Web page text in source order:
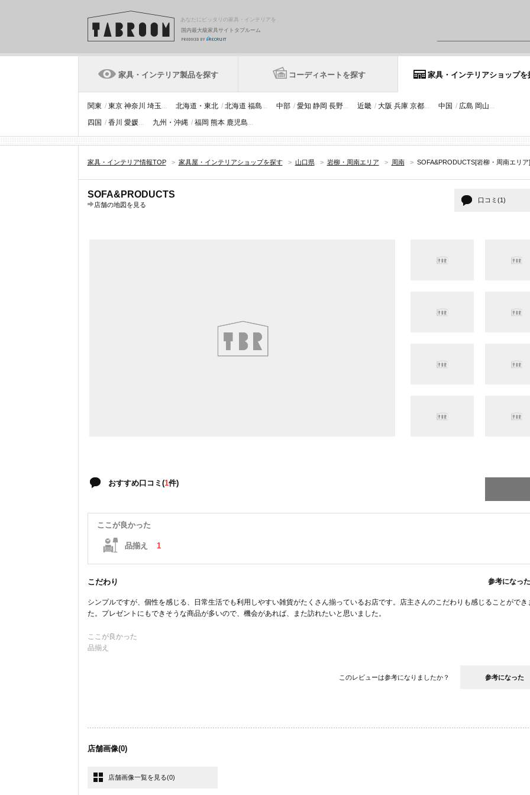
あなたにピッタリの家具・インテリアを
国内最大級家具サイトタブルーム
家具・インテリア製品を探す コーディネートを探す 家具・インテリアショップを
関東 / 東京 神奈川 埼玉... 北海道・東北 / 北海道 福島... 中部 / 愛知 静岡 長野... 近畿 / 大阪 兵庫 京都... 中国 / 広島 岡山...
四国 / 香川 愛媛... 九州・沖縄 / 福岡 熊本 鹿児島...
家具・インテリア情報TOP > 家具屋・インテリアショップを探す > 山口県 > 岩柳・周南エリア > 周南 > SOFA&PRODUCTS[岩柳・周南エリ
SOFA&PRODUCTS
店舗の地図を見る
口コミ(1)
おすすめ口コミ(1件)
ここが良かった
品揃え 1
こだわり 参考になった
シンプルですが、個性を感じる、日常生活でも利用しやすい雑貨がたくさん揃っているお店です。店主さんのこだわりも感じることができ
た。プレゼントにもできそうな商品が多いので、機会があれば、また訪れたいと思いました。
ここが良かった
品揃え
このレビューは参考になりましたか？ 参考になった
店舗画像(0)
店舗画像一覧を見る(0)